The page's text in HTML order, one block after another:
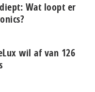
Wat loopt er
wil af van 126